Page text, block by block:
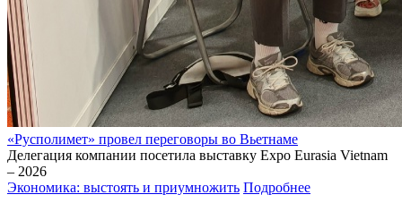
«Русполимет» провел переговоры во Вьетнаме
Делегация компании посетила выставку Expo Eurasia Vietnam
– 2026
Экономика: выстоять и приумножить Подробнее